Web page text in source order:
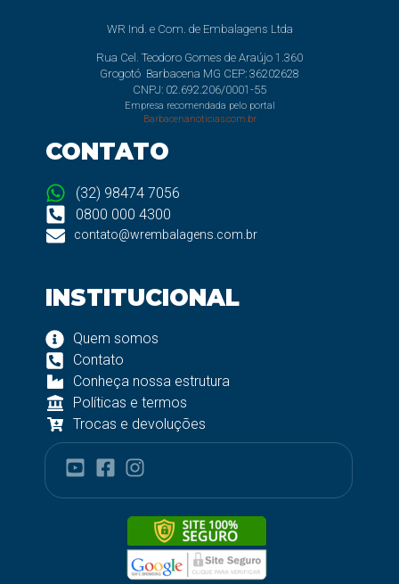
WR Ind. e Com. de Embalagens Ltda
Rua Cel. Teodoro Gomes de Araújo 1.360
Grogotó Barbacena MG CEP: 36202628
CNPJ: 02.692.206/0001-55
Empresa recomendada pelo portal
Barbacenanoticias.com.br
CONTATO
(32) 98474 7056
0800 000 4300
contato@wrembalagens.com.br
INSTITUCIONAL
Quem somos
Contato
Conheça nossa estrutura
Políticas e termos
Trocas e devoluções